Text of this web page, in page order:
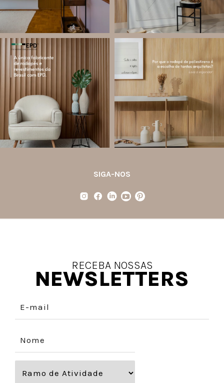
Você sabe o que é EPD?
A Declaração Ambiental de Produto
(Environmental Product Declaration) é
um documento internacional que
Jul 21
35 1
Os rodapés de poliestireno
conquistaram espaço na arquitetura
porque unem estética, praticidade e
desempenho em um único produto.
Diferente
SIGA-NOS
RECEBA NOSSAS
NEWSLETTERS